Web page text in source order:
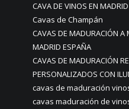
CAVA DE VINOS EN
Cavas de Champán
CAVAS DE MADURACIÓN A
MADRID ESPAÑA
CAVAS DE MADURACIÓN
PERSONALIZADOS CON
cavas de maduración
cavas maduración de